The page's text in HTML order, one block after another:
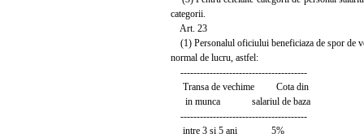
categorii.
Art. 23
(1) Personalul oficiului beneficiaza de spor de
normal de lucru, astfel:
---------------------------------------
Transa de vechime Cota din
in munca salariul de baza
---------------------------------------
intre 3 si 5 ani 5%